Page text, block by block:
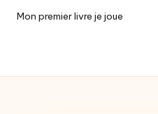
navigation
Mon premier livre je joue